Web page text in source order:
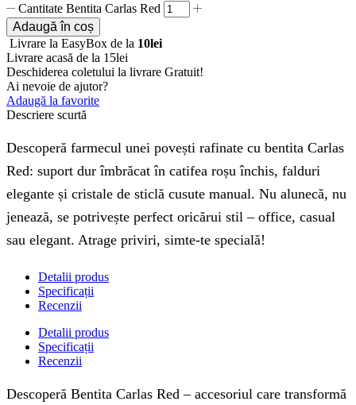
Cantitate Bentita Carlas Red
Adaugă în coș
Livrare la EasyBox de la 10lei
Livrare acasă de la 15lei
Deschiderea coletului la livrare Gratuit!
Ai nevoie de ajutor?
Adaugă la favorite
Descriere scurtă
Descoperă farmecul unei povești rafinate cu bentita Carlas
Red: suport dur îmbrăcat în catifea roșu închis, falduri
elegante și cristale de sticlă cusute manual. Nu alunecă, nu
jenează, se potrivește perfect oricărui stil – office, casual
sau elegant. Atrage priviri, simte-te specială!
Detalii produs
Specificații
Recenzii
Detalii produs
Specificații
Recenzii
Descoperă Bentita Carlas Red – accesoriul care transformă